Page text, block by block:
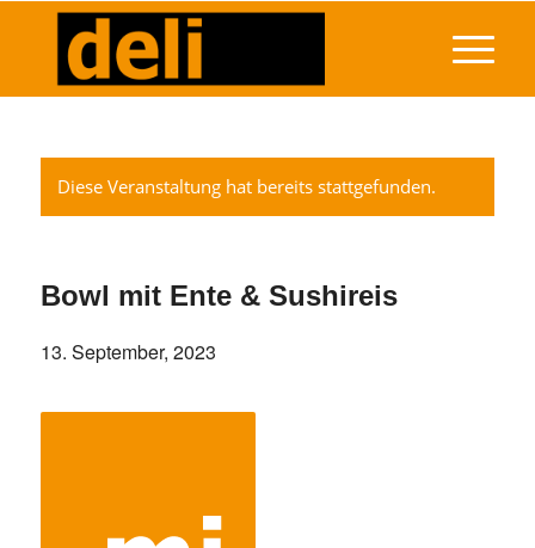
Diese Veranstaltung hat bereits stattgefunden.
Bowl mit Ente & Sushireis
13. September, 2023